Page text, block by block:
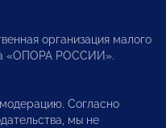
организация малого
«ОПОРА РОССИИ».
Согласно
мы не